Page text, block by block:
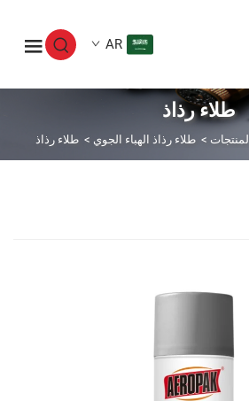
AR
طلاء رذاذ
المنتجات >طلاء رذاذ الهباء الجوي >طلاء رذاذ